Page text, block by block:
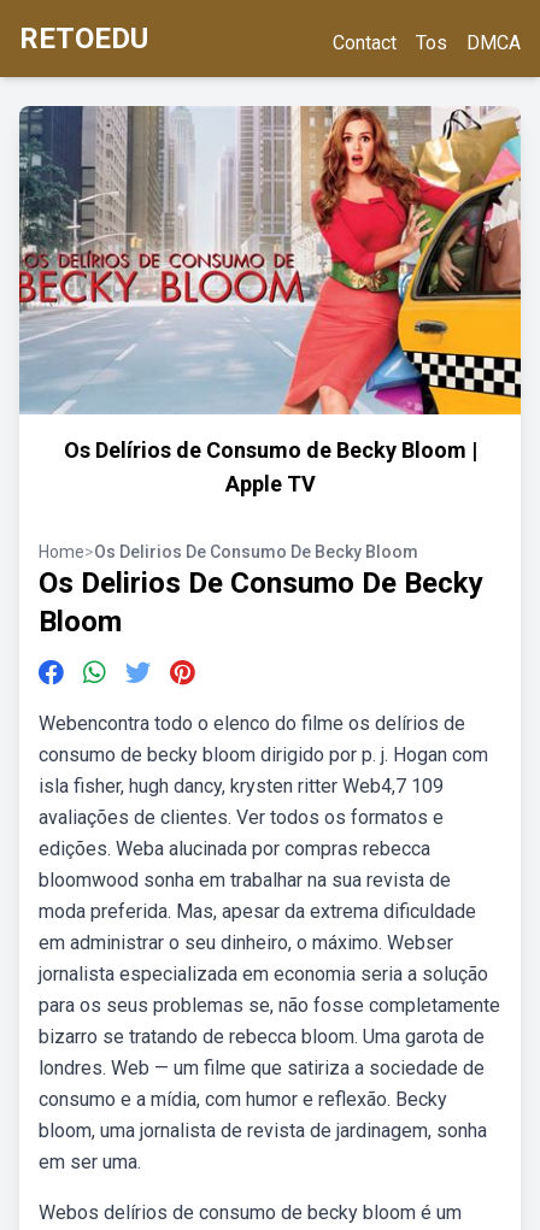
RETOEDU Contact Tos DMCA
Os Delírios de Consumo de Becky Bloom |
Apple TV
Home>Os Delirios De Consumo De Becky Bloom
Os Delirios De Consumo De Becky
Bloom
Webencontra todo o elenco do filme os delírios de
consumo de becky bloom dirigido por p. j. Hogan com
isla fisher, hugh dancy, krysten ritter Web4,7 109
avaliações de clientes. Ver todos os formatos e
edições. Weba alucinada por compras rebecca
bloomwood sonha em trabalhar na sua revista de
moda preferida. Mas, apesar da extrema dificuldade
em administrar o seu dinheiro, o máximo. Webser
jornalista especializada em economia seria a solução
para os seus problemas se, não fosse completamente
bizarro se tratando de rebecca bloom. Uma garota de
londres. Web — um filme que satiriza a sociedade de
consumo e a mídia, com humor e reflexão. Becky
bloom, uma jornalista de revista de jardinagem, sonha
em ser uma.
Webos delírios de consumo de becky bloom é um